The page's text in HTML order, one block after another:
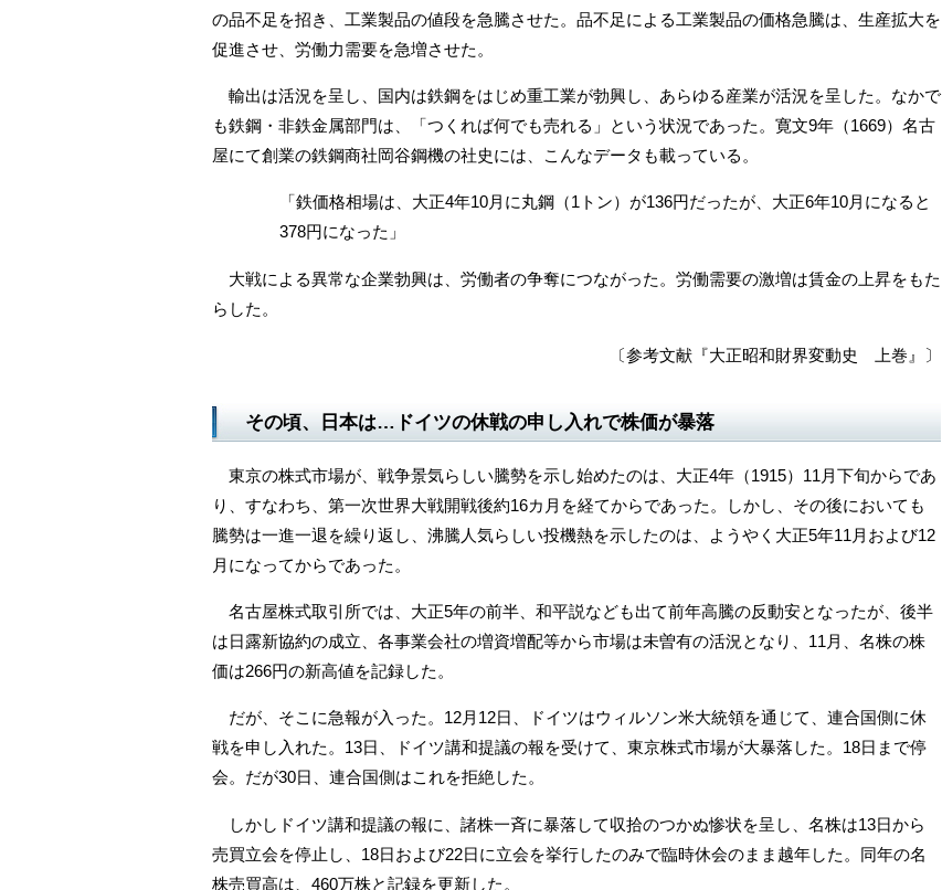
の品不足を招き、工業製品の値段を急騰させた。品不足による工業製品の価格急騰は、生産拡大を
促進させ、労働力需要を急増させた。
輸出は活況を呈し、国内は鉄鋼をはじめ重工業が勃興し、あらゆる産業が活況を呈した。なかで
も鉄鋼・非鉄金属部門は、「つくれば何でも売れる」という状況であった。寛文9年（1669）名古
屋にて創業の鉄鋼商社岡谷鋼機の社史には、こんなデータも載っている。
「鉄価格相場は、大正4年10月に丸鋼（1トン）が136円だったが、大正6年10月になると
378円になった」
大戦による異常な企業勃興は、労働者の争奪につながった。労働需要の激増は賃金の上昇をもた
らした。
〔参考文献『大正昭和財界変動史 上巻』〕
その頃、日本は…ドイツの休戦の申し入れで株価が暴落
東京の株式市場が、戦争景気らしい騰勢を示し始めたのは、大正4年（1915）11月下旬からであ
り、すなわち、第一次世界大戦開戦後約16カ月を経てからであった。しかし、その後においても
騰勢は一進一退を繰り返し、沸騰人気らしい投機熱を示したのは、ようやく大正5年11月および12
月になってからであった。
名古屋株式取引所では、大正5年の前半、和平説なども出て前年高騰の反動安となったが、後半
は日露新協約の成立、各事業会社の増資増配等から市場は未曽有の活況となり、11月、名株の株
価は266円の新高値を記録した。
だが、そこに急報が入った。12月12日、ドイツはウィルソン米大統領を通じて、連合国側に休
戦を申し入れた。13日、ドイツ講和提議の報を受けて、東京株式市場が大暴落した。18日まで停
会。だが30日、連合国側はこれを拒絶した。
しかしドイツ講和提議の報に、諸株一斉に暴落して収拾のつかぬ惨状を呈し、名株は13日から
売買立会を停止し、18日および22日に立会を挙行したのみで臨時休会のまま越年した。同年の名
株売買高は、460万株と記録を更新した。